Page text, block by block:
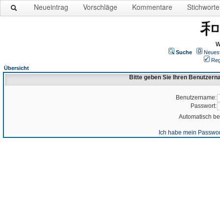
Neueintrag Vorschläge Kommentare Stichworte
Suche
Übersicht
Bitte geben Sie Ihren
Benutzername:
Passwort:
Automatisch
Ich habe mein